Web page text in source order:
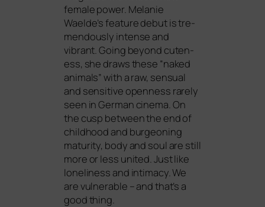
fema­le power. Melanie
Waelde’s fea­ture debut is tre­
men­dous­ly inten­se and
vibrant. Going bey­ond cuten­
ess, she draws the­se “naked
ani­mals” with a raw, sen­su­al
and sen­si­ti­ve open­ness rare­ly
seen in German cine­ma. On
the cusp bet­ween the end of
child­hood and bur­geo­ning
matu­ri­ty, body and soul are still
more or less united. Just like
loneli­ne­ss and inti­ma­cy. We
are vul­nerable – and that’s a
good thing.